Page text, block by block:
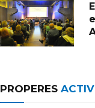
PROPERES